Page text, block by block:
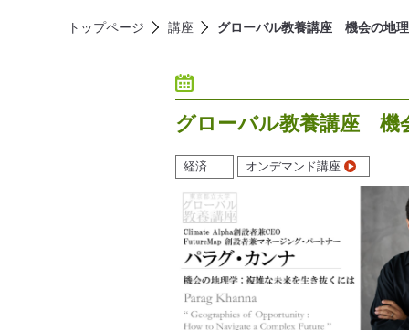
トップページ 講座 グローバル教養講座 機会の地
グローバル教養講座 機
経済 オンデマンド講座